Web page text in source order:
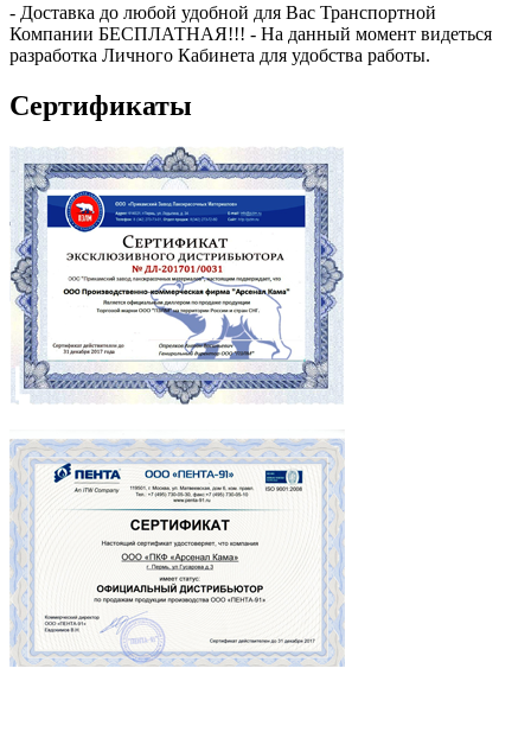
- Доставка до любой удобной для Вас Транспортной
Компании БЕСПЛАТНАЯ!!! - На данный момент видеться
разработка Личного Кабинета для удобства работы.
Сертификаты